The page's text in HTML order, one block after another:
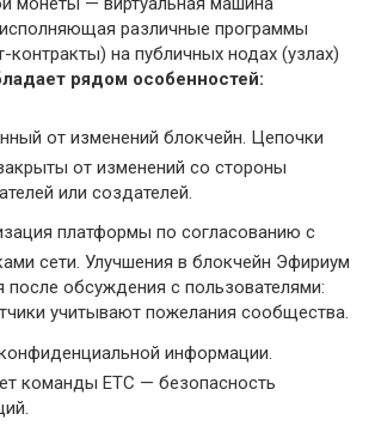
различные программы
контракты) на публичных нодах (узлах)
рядом особенностей:
от изменений блокчейн. Цепочки
от изменений со стороны
или создателей.
платформы по согласованию с
сети. Улучшения в блокчейн Эфириум
после обсуждения с пользователями:
учитывают пожелания сообщества.
информации.
команды ETC — безопасность